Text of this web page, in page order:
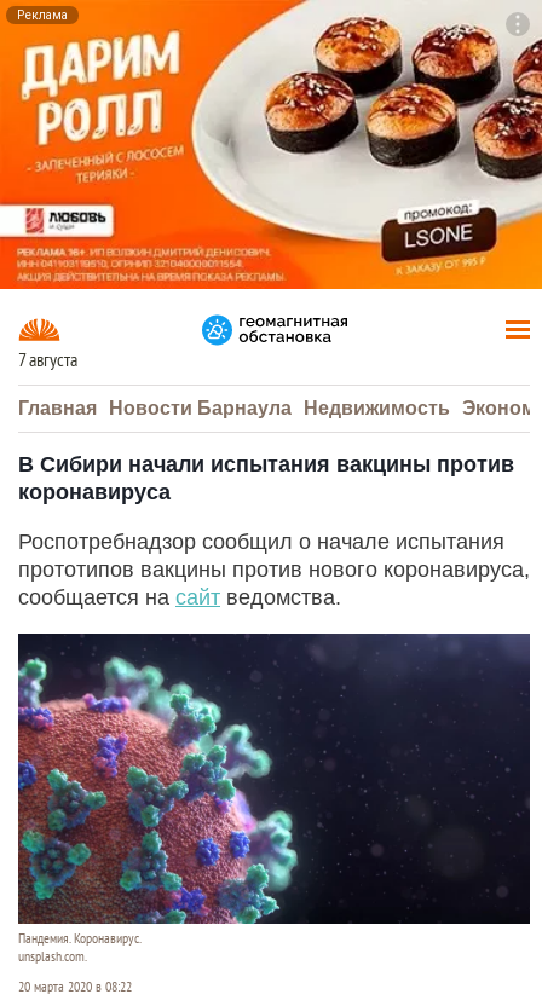
Реклама
7 августа
Главная Новости Барнаула Недвижимость
В Сибири начали испытания вакцины против
коронавируса
Роспотребнадзор сообщил о начале испытания
прототипов вакцины против нового коронавируса,
сообщается на сайт ведомства.
Пандемия. Коронавирус.
unsplash.com.
20 марта 2020 в 08:22